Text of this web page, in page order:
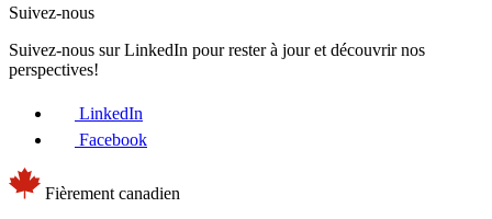
Suivez-nous
Suivez-nous sur LinkedIn pour rester à jour et découvrir nos
perspectives!
LinkedIn
Facebook
Fièrement canadien